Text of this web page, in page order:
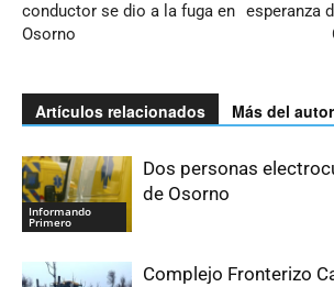
conductor se dio a la fuga en
Osorno
esperanza
Artículos relacionados Más del autor
Informando
Primero
Dos personas
de Osorno
Complejo Fronterizo